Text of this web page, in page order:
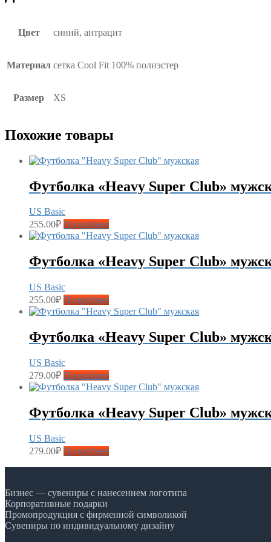
Цвет синий, антрацит
Материал сетка Cool Fit 100% полиэстер
Размер XS
Похожие товары
Футболка «Heavy Super Club»
US Basic
255.00₽ Подробнее
Футболка «Heavy Super Club»
US Basic
255.00₽ Подробнее
Футболка «Heavy Super Club»
US Basic
279.00₽ Подробнее
Футболка «Heavy Super Club»
US Basic
279.00₽ Подробнее
Бизнес — сувениры с нанесением логотипа
Корпоративные подарки
Промопродукция с фирменной символикой
Сувениры по индивидуальному дизайну